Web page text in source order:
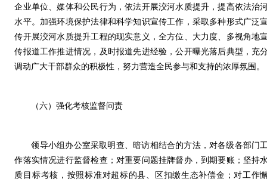
企业单位、媒体和公民行为，依法开展洨河水质提升，提高依法治
水平。加强环境保护法律和科学知识宣传工作，采取多种形式广泛
传开展洨河水质提升工程的现实意义，全方位、大力度、多视角地
传报道工作推进情况，及时报道先进经验，公开曝光落后典型，充
调动广大干部群众的积极性，努力营造全民参与和支持的浓厚氛围。
（六）强化考核监督问责
领导小组办公室采取明查、暗访相结合的方法，对各级各部门
作落实情况进行监督检查；对重要问题挂牌督办，到期要账；坚持
质目标考核，按照标准对超标的县、区扣缴生态补偿金；对工作